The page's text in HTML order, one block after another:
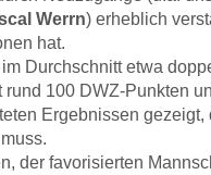
Werrn) erheblich
hat.
Durchschnitt etwa
100 DWZ-Punkten
Ergebnissen gezeigt,
der favorisierten